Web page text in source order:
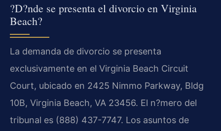
?D?nde se presenta el divorcio en Virginia
Beach?
La demanda de divorcio se presenta
exclusivamente en el Virginia Beach Circuit
Court, ubicado en 2425 Nimmo Parkway, Bldg
10B, Virginia Beach, VA 23456. El n?mero del
tribunal es (888) 437-7747. Los asuntos de